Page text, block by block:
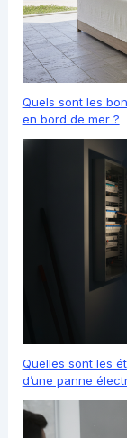
Quels sont les
en bord de mer ?
Quelles sont les
d’une panne